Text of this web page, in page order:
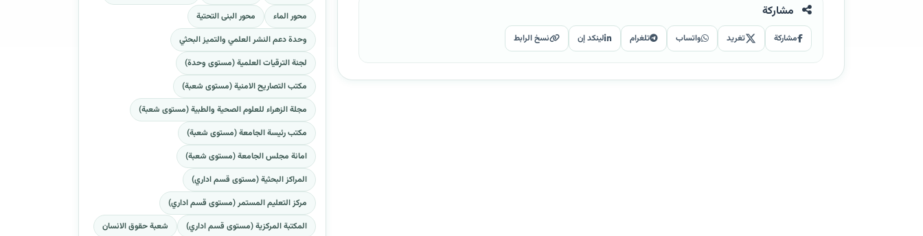
مشاركة
مشاركة تغريد واتساب تلغرام لينكد إن نسخ الرابط
محور الماء
محور البنى التحتية
وحدة دعم النشر العلمي والتميز البحثي
لجنة الترقيات العلمية (مستوى وحدة)
مكتب التصاريح الامنية (مستوى شعبة)
مجلة الزهراء للعلوم الصحية والطبية (مستوى شعبة)
مكتب رئيسة الجامعة (مستوى شعبة)
امانة مجلس الجامعة (مستوى شعبة)
المراكز البحثية (مستوى قسم اداري)
مركز التعليم المستمر (مستوى قسم اداري)
المكتبة المركزية (مستوى قسم اداري)
شعبة حقوق الانسان